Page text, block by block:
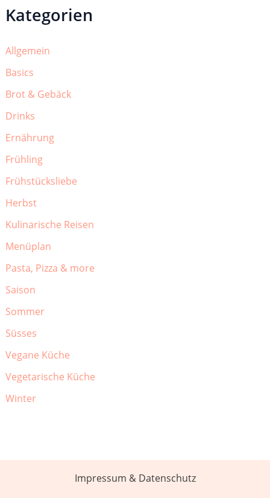
Kategorien
Allgemein
Basics
Brot & Gebäck
Drinks
Ernährung
Frühling
Frühstücksliebe
Herbst
Kulinarische Reisen
Menüplan
Pasta, Pizza & more
Saison
Sommer
Süsses
Vegane Küche
Vegetarische Küche
Winter
Impressum & Datenschutz